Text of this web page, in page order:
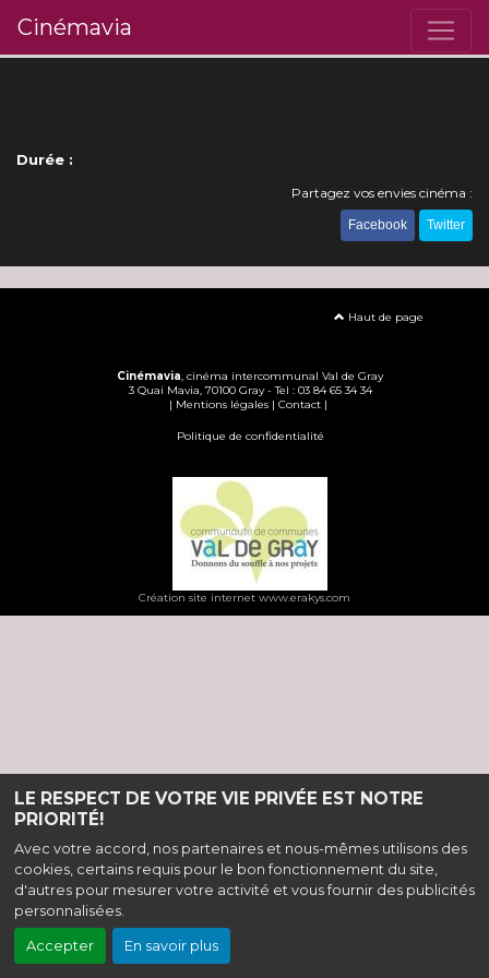
LE RESPECT DE VOTRE VIE PRIVÉE EST NOTRE
PRIORITÉ!
Avec votre accord, nos partenaires et nous-mêmes utilisons des
cookies, certains requis pour le bon fonctionnement du site,
d'autres pour mesurer votre activité et vous fournir des publicités
personnalisées.
Accepter En savoir plus
Cinémavia
Durée :
Partagez vos envies cinéma :
Facebook Twitter
Haut de page
Cinémavia, cinéma intercommunal Val de Gray
3 Quai Mavia, 70100 Gray - Tel : 03 84 65 34 34
| Mentions légales | Contact |
Politique de confidentialité
Création site internet www.erakys.com